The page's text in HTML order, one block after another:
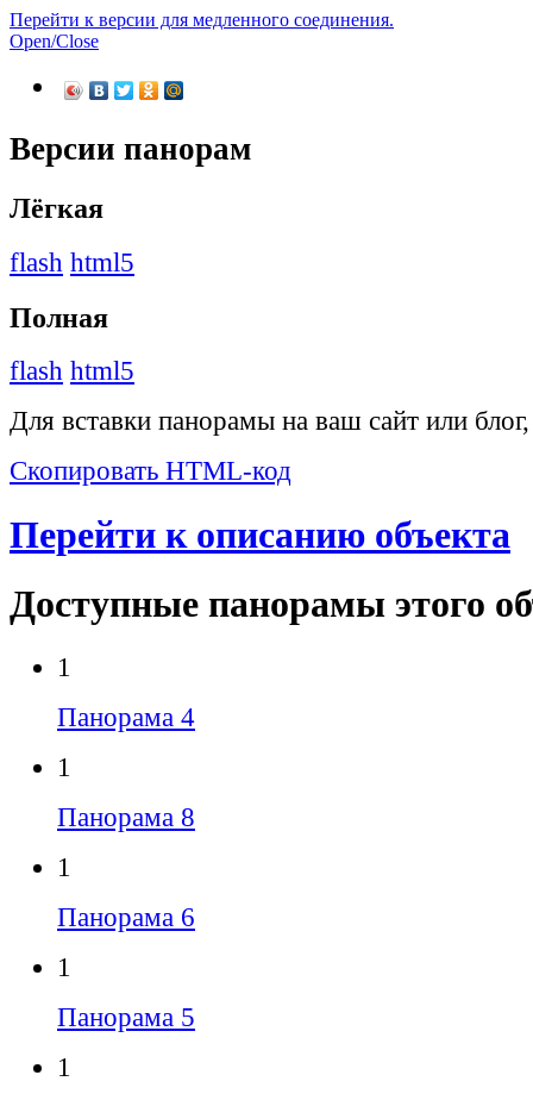
Перейти к версии для медленного соединения.
Open/Close
Версии панорам
Лёгкая
flash html5
Полная
flash html5
Для вставки панорамы на ваш сайт или
Скопировать HTML-код
Перейти к описанию объекта
Доступные панорамы этого
1
Панорама 4
1
Панорама 8
1
Панорама 6
1
Панорама 5
1